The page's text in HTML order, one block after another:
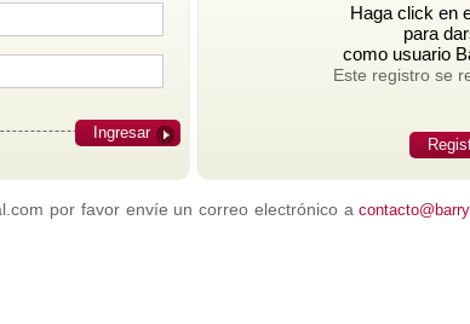
Ingresar
Haga click en
para
como usuario
Este registro se
por favor envíe un correo electrónico a